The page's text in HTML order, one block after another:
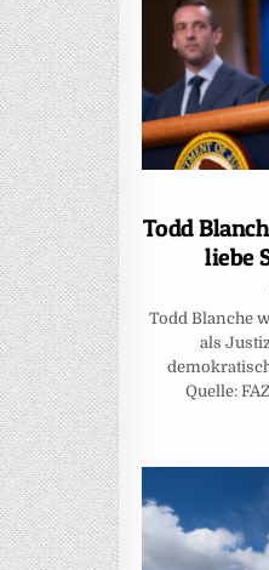
Todd
liebe
Todd Blanche
als
Quelle: